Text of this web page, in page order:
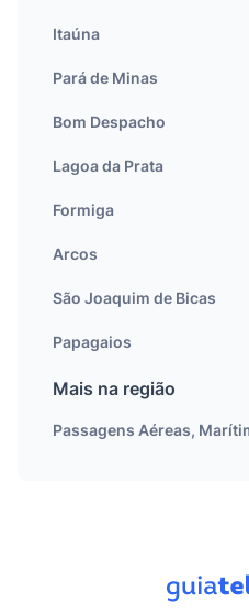
Itaúna
Pará de Minas
Bom Despacho
Lagoa da Prata
Formiga
Arcos
São Joaquim de Bicas
Papagaios
Mais na região
Passagens Aéreas,